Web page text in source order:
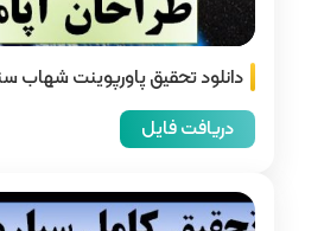
شهاب سنگها
32,000تومان